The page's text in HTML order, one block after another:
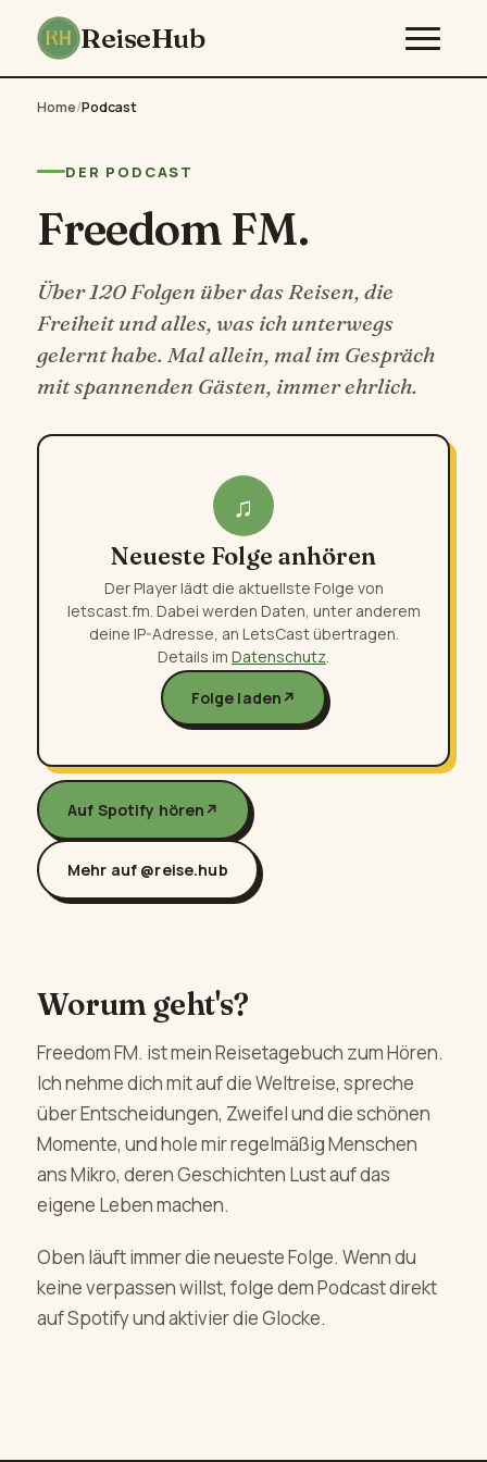
ReiseHub
Home/Podcast
DER PODCAST
Freedom FM.
Über 120 Folgen über das Reisen, die
Freiheit und alles, was ich unterwegs
gelernt habe. Mal allein, mal im Gespräch
mit spannenden Gästen, immer ehrlich.
♫
Neueste Folge anhören
Der Player lädt die aktuellste Folge von
letscast.fm. Dabei werden Daten, unter anderem
deine IP-Adresse, an LetsCast übertragen.
Details im Datenschutz
Folge laden ↗
Auf Spotify hören ↗
Mehr auf @reise.hub
Worum geht's?
Freedom FM. ist mein Reisetagebuch zum Hören.
Ich nehme dich mit auf die Weltreise, spreche
über Entscheidungen, Zweifel und die schönen
Momente, und hole mir regelmäßig Menschen
ans Mikro, deren Geschichten Lust auf das
eigene Leben machen.
Oben läuft immer die neueste Folge. Wenn du
keine verpassen willst, folge dem Podcast direkt
auf Spotify und aktivier die Glocke.